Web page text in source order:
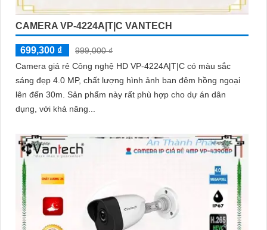
CAMERA VP-4224A|T|C VANTECH
699,300 ₫
999,000 ₫
Camera giá rẻ Công nghệ HD VP-4224A|T|C có màu sắc
sáng đẹp 4.0 MP, chất lượng hình ảnh ban đêm hồng ngoại
lên đến 30m. Sản phẩm này rất phù hợp cho dự án dân
dụng, với khả năng...